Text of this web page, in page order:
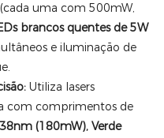
uma com 500mW,
brancos quentes de 5W
e iluminação de
Utiliza lasers
com comprimentos de
(180mW), Verde